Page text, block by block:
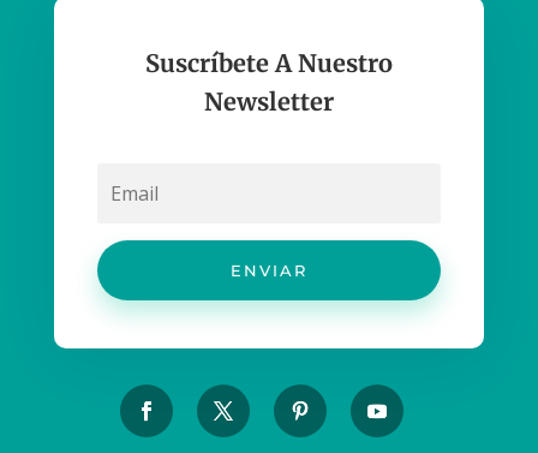
Suscríbete A Nuestro
Newsletter
ENVIAR